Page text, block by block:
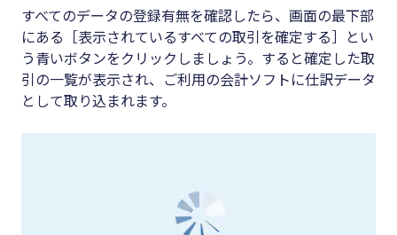
すべてのデータの登録有無を確認したら、画面の最下部
にある［表示されているすべての取引を確定する］とい
う青いボタンをクリックしましょう。すると確定した取
引の一覧が表示され、ご利用の会計ソフトに仕訳データ
として取り込まれます。